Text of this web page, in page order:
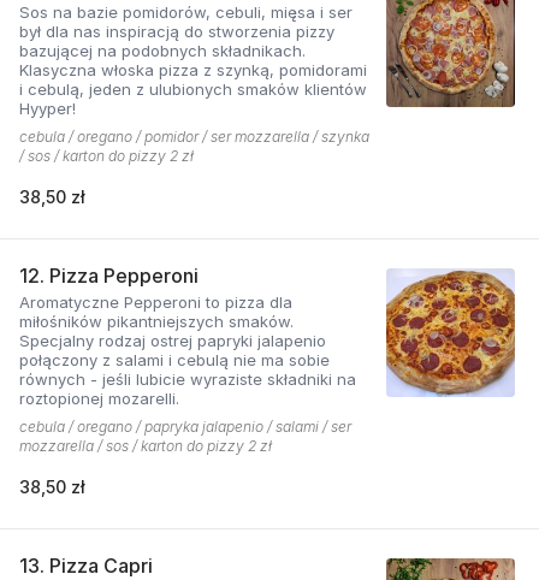
Sos na bazie pomidorów, cebuli, mięsa i ser
był dla nas inspiracją do stworzenia pizzy
bazującej na podobnych składnikach.
Klasyczna włoska pizza z szynką, pomidorami
i cebulą, jeden z ulubionych smaków klientów
Hyyper!
cebula / oregano / pomidor / ser mozzarella / szynka
/ sos / karton do pizzy 2 zł
38,50 zł
12. Pizza Pepperoni
Aromatyczne Pepperoni to pizza dla
miłośników pikantniejszych smaków.
Specjalny rodzaj ostrej papryki jalapenio
połączony z salami i cebulą nie ma sobie
równych - jeśli lubicie wyraziste składniki na
roztopionej mozarelli.
cebula / oregano / papryka jalapenio / salami / ser
mozzarella / sos / karton do pizzy 2 zł
38,50 zł
13. Pizza Capri